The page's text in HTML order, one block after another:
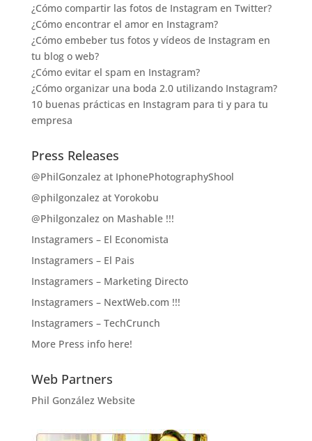
¿Cómo compartir las fotos de Instagram en Twitter?
¿Cómo encontrar el amor en Instagram?
¿Cómo embeber tus fotos y vídeos de Instagram en
tu blog o web?
¿Cómo evitar el spam en Instagram?
¿Cómo organizar una boda 2.0 utilizando Instagram?
10 buenas prácticas en Instagram para ti y para tu
empresa
Press Releases
@PhilGonzalez at IphonePhotographyShool
@philgonzalez at Yorokobu
@Philgonzalez on Mashable !!!
Instagramers – El Economista
Instagramers – El Pais
Instagramers – Marketing Directo
Instagramers – NextWeb.com !!!
Instagramers – TechCrunch
More Press info here!
Web Partners
Phil González Website